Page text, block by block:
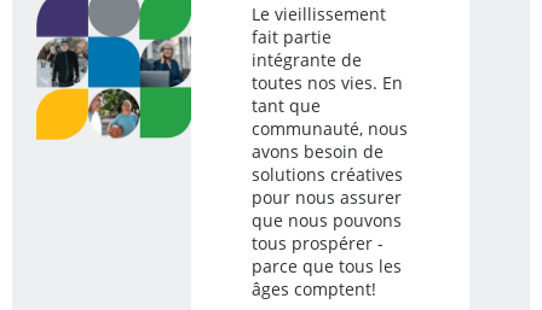
Le vieillissement
fait partie
intégrante de
toutes nos vies. En
tant que
communauté, nous
avons besoin de
solutions créatives
pour nous assurer
que nous pouvons
tous prospérer -
parce que tous les
âges comptent!